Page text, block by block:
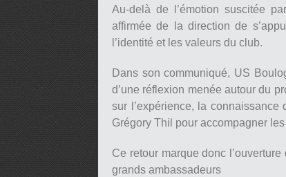
Au-delà de l’émotion suscitée
affirmée de la direction de
l’identité et les valeurs du club.
Dans son communiqué, US
d’une réflexion menée autour du
sur l’expérience, la connaissance
Grégory Thil pour accompagner
Ce retour marque donc
grands ambassadeurs